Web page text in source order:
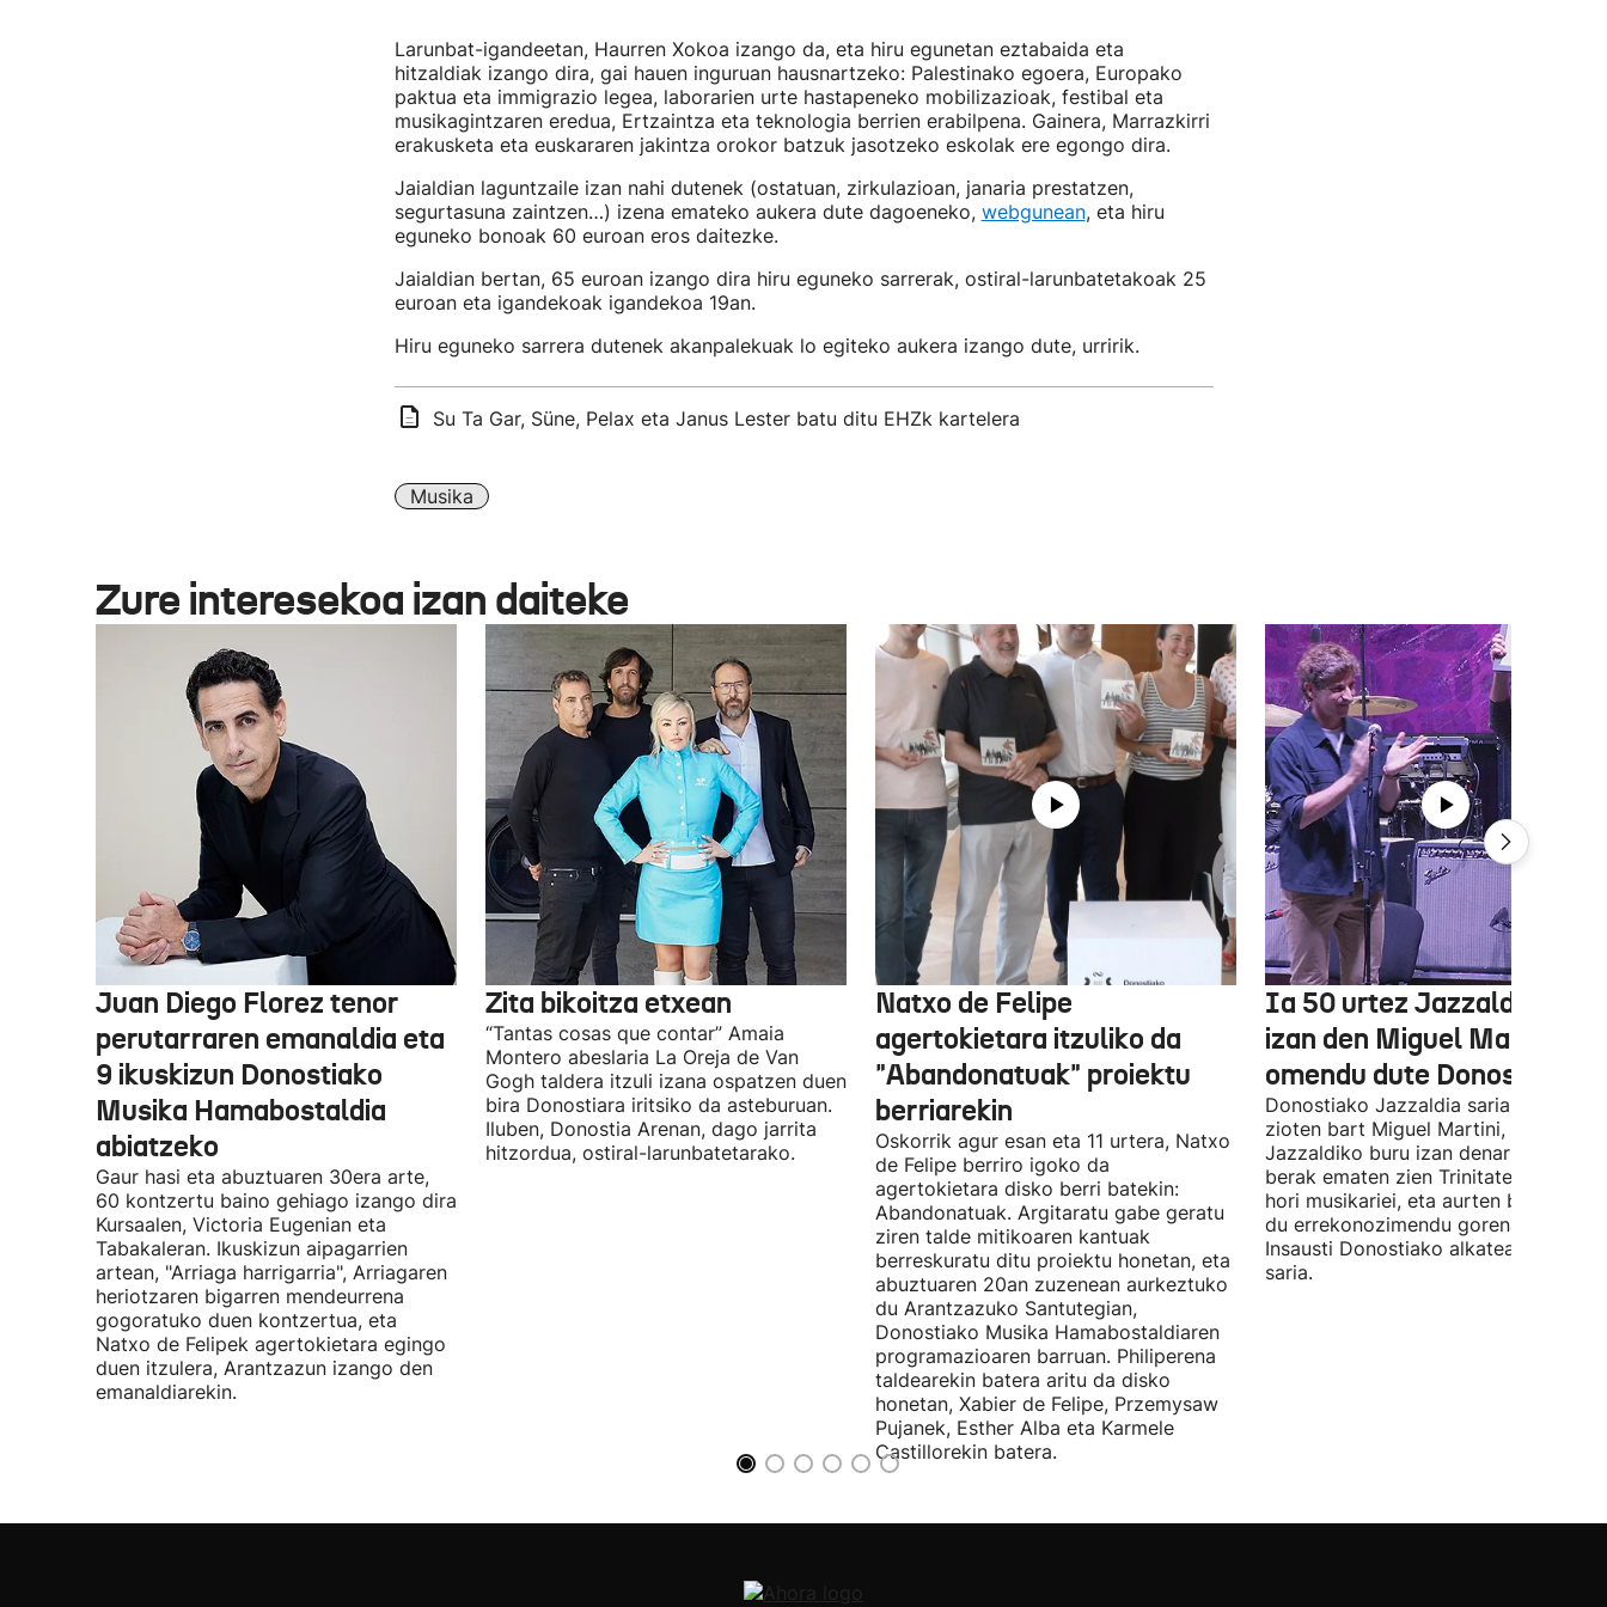
Larunbat-igandeetan, Haurren Xokoa izango da, eta hiru egunetan eztabaida eta
hitzaldiak izango dira, gai hauen inguruan hausnartzeko: Palestinako egoera, Europako
paktua eta immigrazio legea, laborarien urte hastapeneko mobilizazioak, festibal eta
musikagintzaren eredua, Ertzaintza eta teknologia berrien erabilpena. Gainera, Marrazkirri
erakusketa eta euskararen jakintza orokor batzuk jasotzeko eskolak ere egongo dira.
Jaialdian laguntzaile izan nahi dutenek (ostatuan, zirkulazioan, janaria prestatzen,
segurtasuna zaintzen…) izena emateko aukera dute dagoeneko, webgunean, eta hiru
eguneko bonoak 60 euroan eros daitezke.
Jaialdian bertan, 65 euroan izango dira hiru eguneko sarrerak, ostiral-larunbatetakoak 25
euroan eta igandekoak igandekoa 19an.
Hiru eguneko sarrera dutenek akanpalekuak lo egiteko aukera izango dute, urririk.
Su Ta Gar, Süne, Pelax eta Janus Lester batu ditu EHZk kartelera
Musika
Zure interesekoa izan daiteke
Juan Diego Florez tenor
perutarraren emanaldia eta
9 ikuskizun Donostiako
Musika Hamabostaldia
abiatzeko
Gaur hasi eta abuztuaren 30era arte,
60 kontzertu baino gehiago izango dira
Kursaalen, Victoria Eugenian eta
Tabakaleran. Ikuskizun aipagarrien
artean, "Arriaga harrigarria", Arriagaren
heriotzaren bigarren mendeurrena
gogoratuko duen kontzertua, eta
Natxo de Felipek agertokietara egingo
duen itzulera, Arantzazun izango den
emanaldiarekin.
Zita bikoitza etxean
“Tantas cosas que contar” Amaia
Montero abeslaria La Oreja de Van
Gogh taldera itzuli izana ospatzen duen
bira Donostiara iritsiko da asteburuan.
Iluben, Donostia Arenan, dago jarrita
hitzordua, ostiral-larunbatetarako.
Natxo de Felipe
agertokietara itzuliko da
"Abandonatuak" proiektu
berriarekin
Oskorrik agur esan eta 11 urtera, Natxo
de Felipe berriro igoko da
agertokietara disko berri batekin:
Abandonatuak. Argitaratu gabe geratu
ziren talde mitikoaren kantuak
berreskuratu ditu proiektu honetan, eta
abuztuaren 20an zuzenean aurkeztuko
du Arantzazuko Santutegian,
Donostiako Musika Hamabostaldiaren
programazioaren barruan. Philiperena
taldearekin batera aritu da disko
honetan, Xabier de Felipe, Przemysaw
Pujanek, Esther Alba eta Karmele
Castillorekin batera.
Ia 50 urtez Jazzaldiko
izan den Miguel Martin
omendu dute Donostian
Donostiako Jazzaldia saria eman
zioten bart Miguel Martini, ia 50
Jazzaldiko buru izan denari. Orain
berak ematen zien Trinitate Plazan
hori musikariei, eta aurten berak jaso
du errekonozimendu gorena. Jon
Insausti Donostiako alkateak eman
saria.